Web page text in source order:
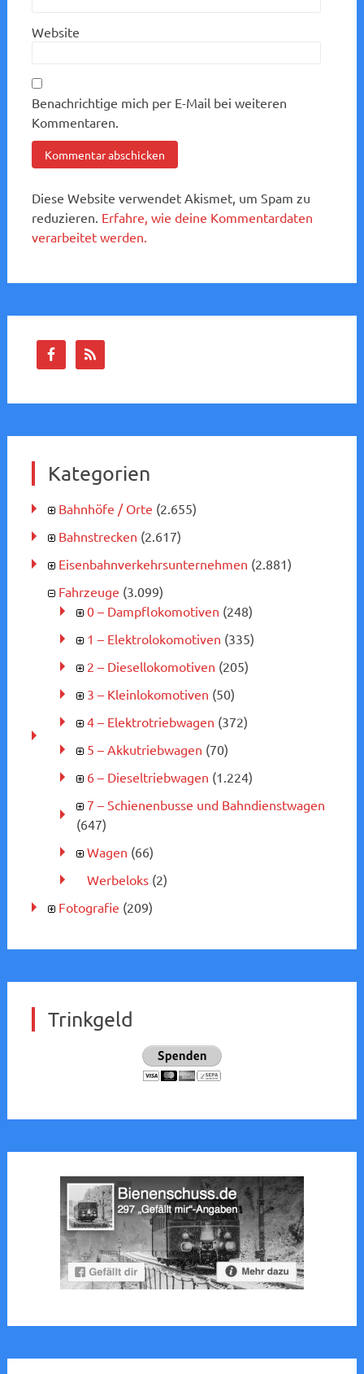
Website
Benachrichtige mich per E-Mail bei weiteren
Kommentaren.
Diese Website verwendet Akismet, um Spam zu
reduzieren. Erfahre, wie deine Kommentardaten
verarbeitet werden.
Kategorien
Bahnhöfe / Orte (2.655)
Bahnstrecken (2.617)
Eisenbahnverkehrsunternehmen (2.881)
Fahrzeuge (3.099)
0 – Dampflokomotiven (248)
1 – Elektrolokomotiven (335)
2 – Diesellokomotiven (205)
3 – Kleinlokomotiven (50)
4 – Elektrotriebwagen (372)
5 – Akkutriebwagen (70)
6 – Dieseltriebwagen (1.224)
7 – Schienenbusse und Bahndienstwagen
(647)
Wagen (66)
Werbeloks(2)
Fotografie (209)
Trinkgeld